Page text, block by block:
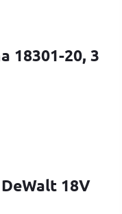
18301-20, 3
18V